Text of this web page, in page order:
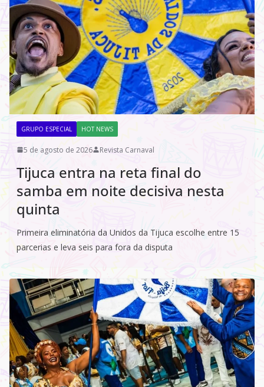
GRUPO ESPECIAL HOT NEWS
5 de agosto de 2026 Revista Carnaval
Tijuca entra na reta final do
samba em noite decisiva nesta
quinta
Primeira eliminatória da Unidos da Tijuca escolhe entre 15
parcerias e leva seis para fora da disputa